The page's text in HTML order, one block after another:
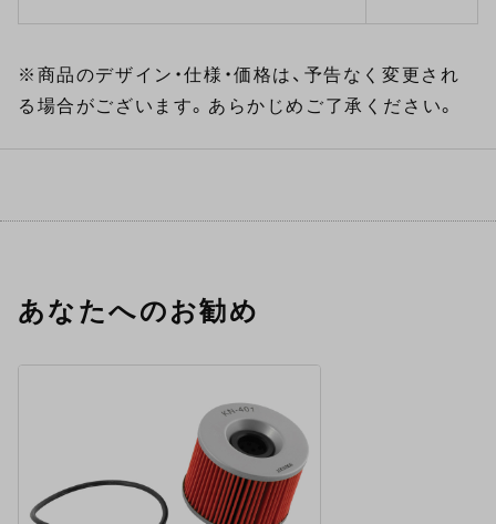
※商品のデザイン・仕様・価格は、予告なく変更され
る場合がございます。あらかじめご了承ください。
あなたへのお勧め